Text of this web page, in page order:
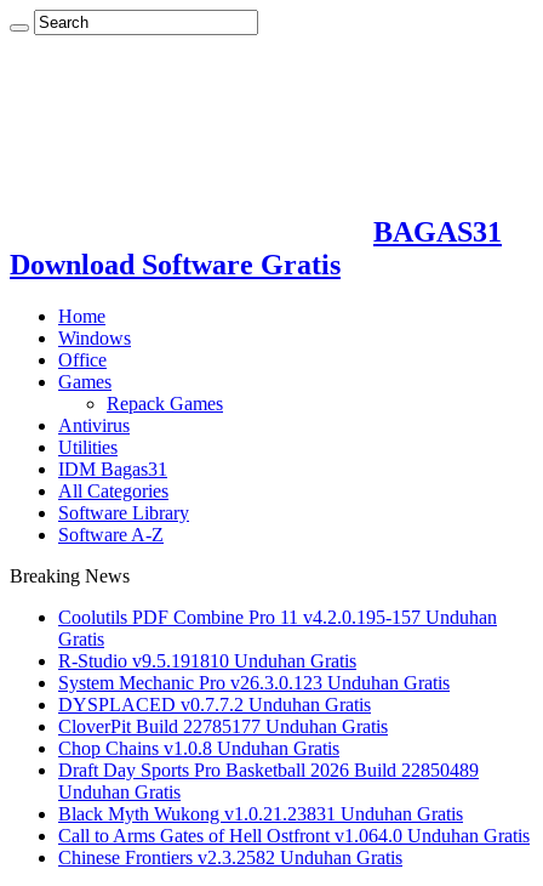
BAGAS31
Download Software Gratis
Home
Windows
Office
Games
Repack Games
Antivirus
Utilities
IDM Bagas31
All Categories
Software Library
Software A-Z
Breaking News
Coolutils PDF Combine Pro 11 v4.2.0.195-157 Unduhan
Gratis
R-Studio v9.5.191810 Unduhan Gratis
System Mechanic Pro v26.3.0.123 Unduhan Gratis
DYSPLACED v0.7.7.2 Unduhan Gratis
CloverPit Build 22785177 Unduhan Gratis
Chop Chains v1.0.8 Unduhan Gratis
Draft Day Sports Pro Basketball 2026 Build 22850489
Unduhan Gratis
Black Myth Wukong v1.0.21.23831 Unduhan Gratis
Call to Arms Gates of Hell Ostfront v1.064.0 Unduhan Gratis
Chinese Frontiers v2.3.2582 Unduhan Gratis